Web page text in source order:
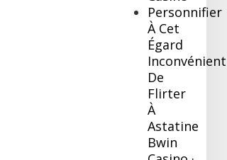
Personnifier
À Cet
Égard
Inconvénient
De
Flirter
À
Astatine
Bwin